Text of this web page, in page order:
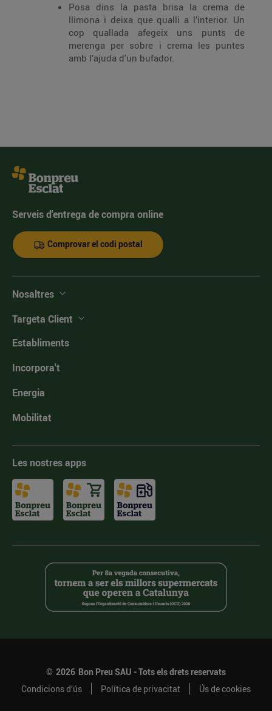
Posa dins la pasta brisa la crema de
llimona i deixa que qualli a l’interior. Un
cop quallada afegeix uns punts de
merenga per sobre i crema les puntes
amb l’ajuda d’un bufador.
Serveis d'entrega de compra online
Comprovar el codi postal
Nosaltres
Targeta Client
Establiments
Incorpora't
Energia
Mobilitat
Les nostres apps
© 2026 Bon Preu SAU - Tots els drets reservats
Condicions d’ús
Política de privacitat Ús de cookies